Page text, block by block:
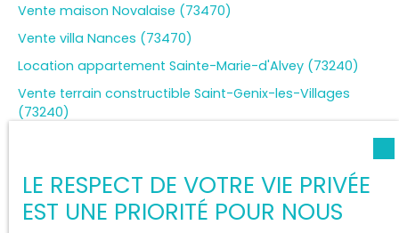
Vente maison Novalaise (73470)
Vente villa Nances (73470)
Location appartement Sainte-Marie-d'Alvey (73240)
Vente terrain constructible Saint-Genix-les-Villages
(73240)
Vente terrain constructible Aiguebelette-le-Lac (73610)
JE SUIS PROPRIÉTAIRE
LE RESPECT DE VOTRE VIE PRIVÉE
EST UNE PRIORITÉ POUR NOUS